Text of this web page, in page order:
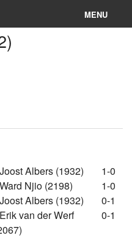
MENU
Albers (1932)
1-0
Njio (2198)
1-0
Albers (1932)
0-1
van der Werf
0-1